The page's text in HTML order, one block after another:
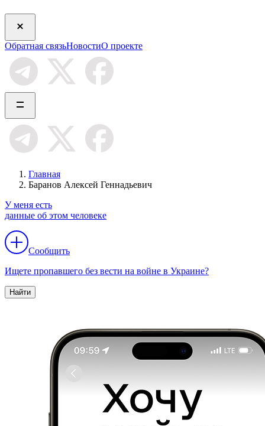
Обратная связьНовостиО проекте
Главная
Баранов Алексей Геннадьевич
У меня есть
данные об этом человеке
Сообщить
Ищете пропавшего без вести на войне в Украине?
Найти